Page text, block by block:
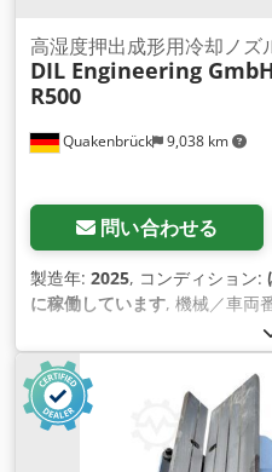
Quakenbrück 9,038 km
高湿度押出成形用冷却ノズ
DIL Engineering
R500
問い合わせる
製造年: 2025, コンディション:
に稼働しています, 機械／車両